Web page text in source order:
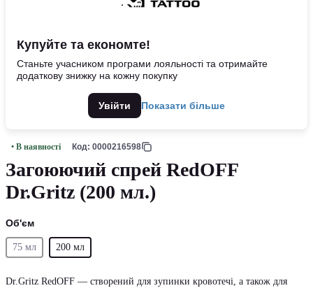
Купуйте та економте!
Станьте учасником програми лояльності та отримайте
додаткову знижку на кожну покупку
Увійти Показати більше
• В наявності Код: 0000216598
Загоюючий спрей RedOFF
Dr.Gritz (200 мл.)
Об'єм
75 мл 200 мл
Dr.Gritz RedOFF — створений для зупинки кровотечі, а також для